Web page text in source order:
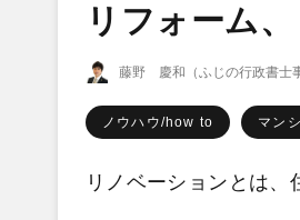
リフォーム
藤野 慶和（ふじの行政書士
ノウハウ/how to マン
リノベーションとは、